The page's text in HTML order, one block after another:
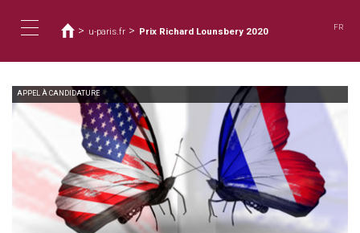
容
navigation
在
這
裡
> u-paris.fr > Prix Richard Lounsbery 2020 FR
APPEL À CANDIDATURE